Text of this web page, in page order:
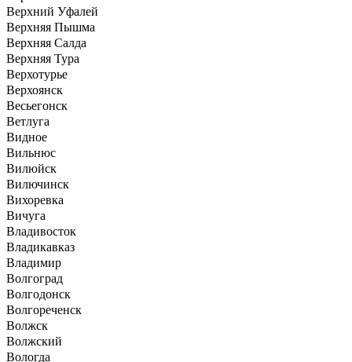
Верхний Уфалей
Верхняя Пышма
Верхняя Салда
Верхняя Тура
Верхотурье
Верхоянск
Весьегонск
Ветлуга
Видное
Вильнюс
Вилюйск
Вилючинск
Вихоревка
Вичуга
Владивосток
Владикавказ
Владимир
Волгоград
Волгодонск
Волгореченск
Волжск
Волжский
Вологда